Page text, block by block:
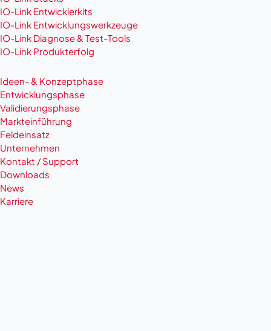
IO-Link Entwicklerkits
IO-Link Entwicklungswerkzeuge
IO-Link Diagnose & Test-Tools
IO-Link Produkterfolg
Ideen- & Konzeptphase
Entwicklungsphase
Validierungsphase
Markteinführung
Feldeinsatz
Unternehmen
Kontakt / Support
Downloads
News
Karriere